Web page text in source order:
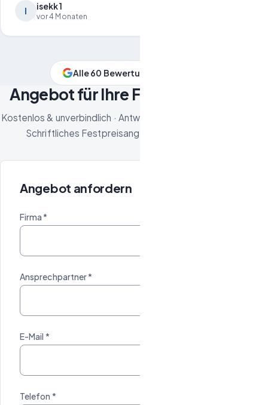
I isekk 1
vor 4 Monaten
Alle 60 Bewertungen ansehen
Angebot für Ihre Fläche anfordern
Kostenlos & unverbindlich · Antwort innerhalb von 24 Stunden ·
Schriftliches Festpreisangebot nach Besichtigung
Angebot anfordern
Firma *
Ansprechpartner *
E-Mail *
Telefon *